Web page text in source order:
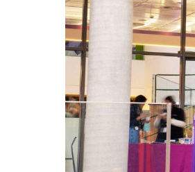
Klabin
Petrobrás
Ver todos